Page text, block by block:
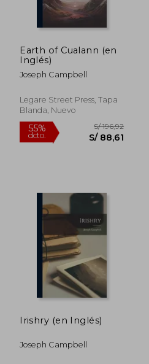
55%
S/ 81,66
Earth of Cualann (en
Inglés)
Joseph Campbell
Legare Street Press, Tapa
Blanda, Nuevo
Irishry (en Inglés)
Joseph Campbell